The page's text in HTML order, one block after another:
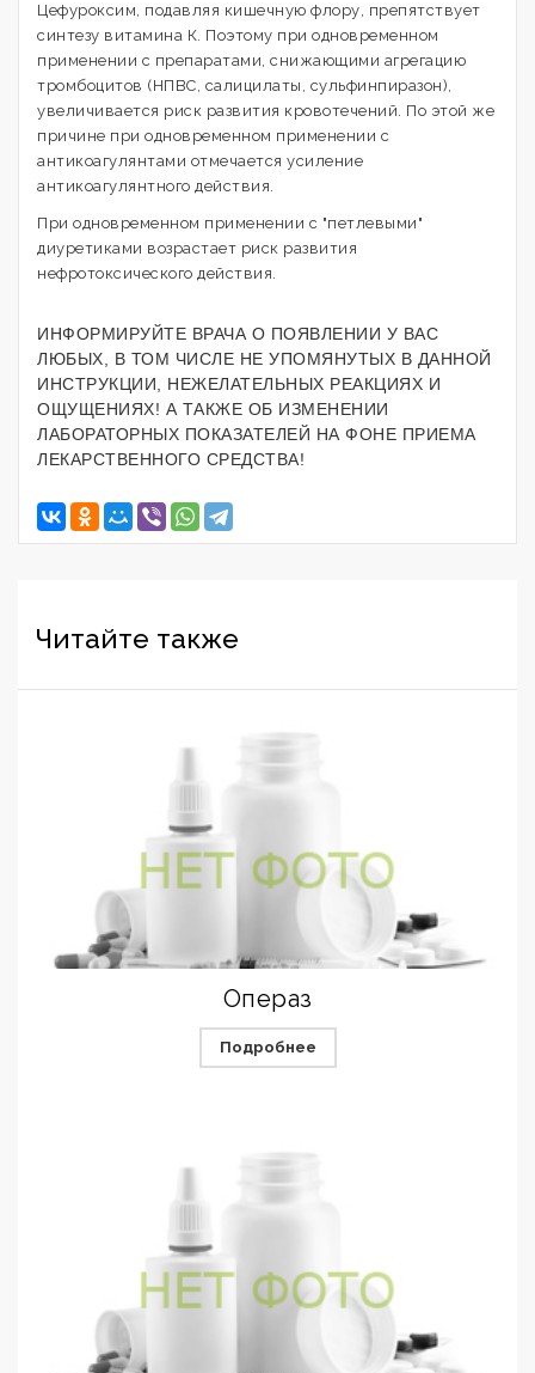
Цефуроксим, подавляя кишечную флору, препятствует
синтезу витамина К. Поэтому при одновременном
применении с препаратами, снижающими агрегацию
тромбоцитов (НПВС, салицилаты, сульфинпиразон),
увеличивается риск развития кровотечений. По этой же
причине при одновременном применении с
антикоагулянтами отмечается усиление
антикоагулянтного действия.
При одновременном применении с "петлевыми"
диуретиками возрастает риск развития
нефротоксического действия.
ИНФОРМИРУЙТЕ ВРАЧА О ПОЯВЛЕНИИ У ВАС
ЛЮБЫХ, В ТОМ ЧИСЛЕ НЕ УПОМЯНУТЫХ В ДАННОЙ
ИНСТРУКЦИИ, НЕЖЕЛАТЕЛЬНЫХ РЕАКЦИЯХ И
ОЩУЩЕНИЯХ! А ТАКЖЕ ОБ ИЗМЕНЕНИИ
ЛАБОРАТОРНЫХ ПОКАЗАТЕЛЕЙ НА ФОНЕ ПРИЕМА
ЛЕКАРСТВЕННОГО СРЕДСТВА!
Читайте также
Операз
Подробнее